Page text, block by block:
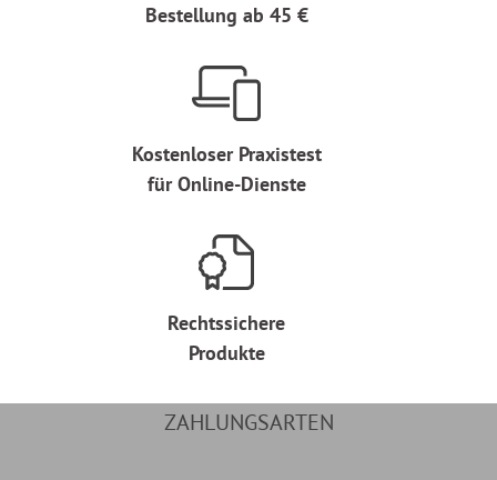
Bestellung ab 45 €
Kostenloser Praxistest
für Online-Dienste
Rechtssichere
Produkte
ZAHLUNGSARTEN